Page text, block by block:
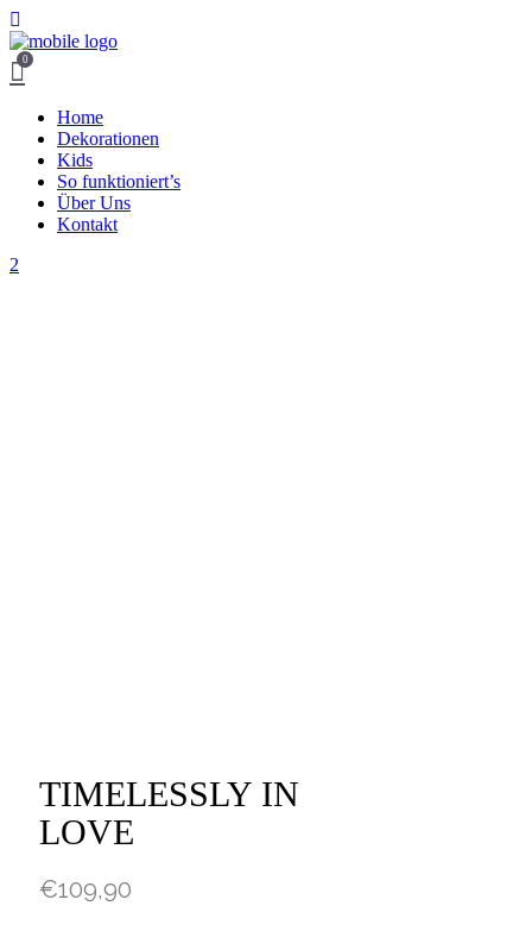
0
Home
Dekorationen
Kids
So funktioniert’s
Über Uns
Kontakt
TIMELESSLY IN
LOVE
€109,90